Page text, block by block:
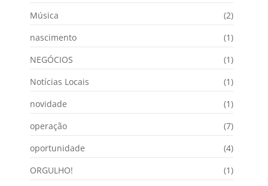
Música
(2)
nascimento
(1)
NEGÓCIOS
(1)
Notícias Locais
(1)
novidade
(1)
operação
(7)
oportunidade
(4)
ORGULHO!
(1)